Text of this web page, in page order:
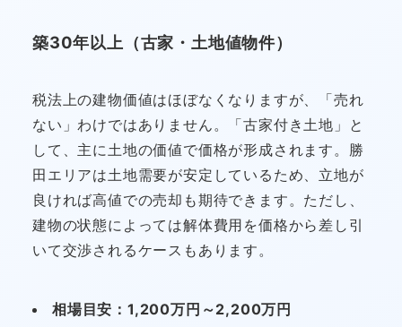
築30年以上（古家・土地値物件）
税法上の建物価値はほぼなくなりますが、「売れ
ない」わけではありません。「古家付き土地」と
して、主に土地の価値で価格が形成されます。勝
田エリアは土地需要が安定しているため、立地が
良ければ高値での売却も期待できます。ただし、
建物の状態によっては解体費用を価格から差し引
いて交渉されるケースもあります。
相場目安：1,200万円～2,200万円